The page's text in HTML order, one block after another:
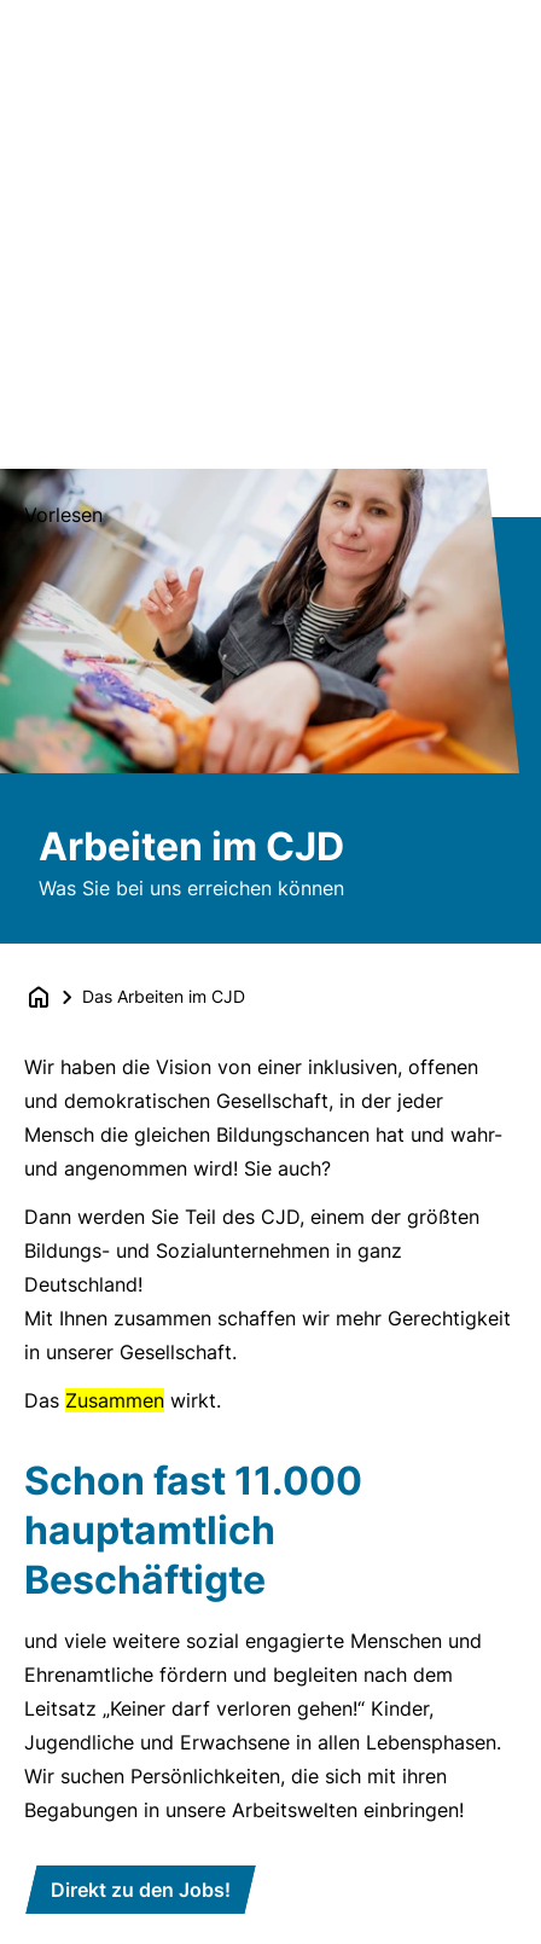
Vorlesen
Arbeiten im CJD
Was Sie bei uns erreichen können
Das Arbeiten im CJD
Wir haben die Vision von einer inklusiven, offenen
und demokratischen Gesellschaft, in der jeder
Mensch die gleichen Bildungschancen hat und wahr-
und angenommen wird! Sie auch?
Dann werden Sie Teil des CJD, einem der größten
Bildungs- und Sozialunternehmen in ganz
Deutschland!
Mit Ihnen zusammen schaffen wir mehr Gerechtigkeit
in unserer Gesellschaft.
Das Zusammen wirkt.
Schon fast 11.000
hauptamtlich
Beschäftigte
und viele weitere sozial engagierte Menschen und
Ehrenamtliche fördern und begleiten nach dem
Leitsatz „Keiner darf verloren gehen!“ Kinder,
Jugendliche und Erwachsene in allen Lebensphasen.
Wir suchen Persönlichkeiten, die sich mit ihren
Begabungen in unsere Arbeitswelten einbringen!
Direkt zu den Jobs!